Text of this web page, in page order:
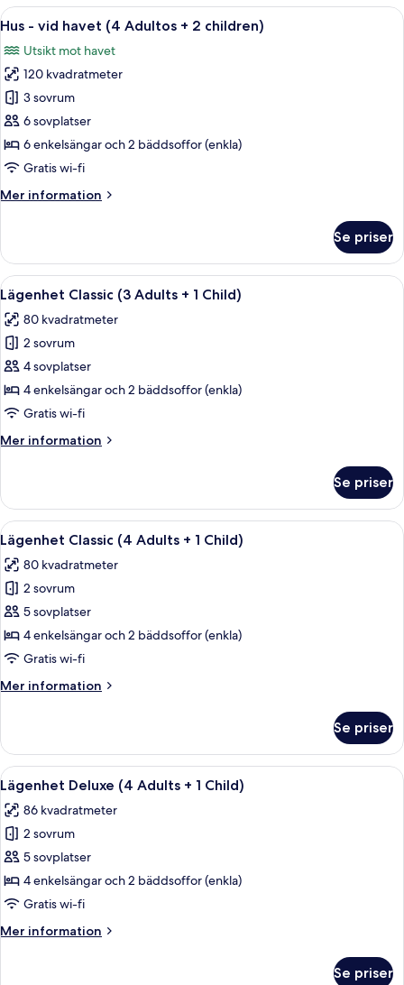
vid
havet
Adults
+
Children)
Öppna
alla
foton
för
Hus
-
vid
havet
Adultos
children)
13
Hus - vid havet (4 Adultos + 2 children)
Utsikt mot havet
120 kvadratmeter
3 sovrum
6 sovplatser
6 enkelsängar och 2 bäddsoffor (enkla)
Gratis wi-fi
Mer information
Mer
-
vid
havet
Adultos
+
children)
Se priser
Öppna
alla
foton
för
Lägenhet
Classic
(3
+
En modern uteplats med ett vitt
8
Lägenhet Classic (3 Adults + 1 Child)
80 kvadratmeter
2 sovrum
4 sovplatser
4 enkelsängar och 2 bäddsoffor (enkla)
Gratis wi-fi
Mer information
Mer
Classic
(3
Adults
Child)
Se priser
Öppna
alla
foton
för
Lägenhet
Classic
(4
+
En modern uteplats med ett vitt
8
Lägenhet Classic (4 Adults + 1 Child)
80 kvadratmeter
2 sovrum
5 sovplatser
4 enkelsängar och 2 bäddsoffor (enkla)
Gratis wi-fi
Mer information
Mer
Classic
(4
Adults
Child)
Se priser
Öppna
alla
foton
för
Lägenhet
Deluxe
(4
+
Ett modernt poolområde med en
9
Lägenhet Deluxe (4 Adults + 1 Child)
86 kvadratmeter
2 sovrum
5 sovplatser
4 enkelsängar och 2 bäddsoffor (enkla)
Gratis wi-fi
Mer information
Mer
Se priser